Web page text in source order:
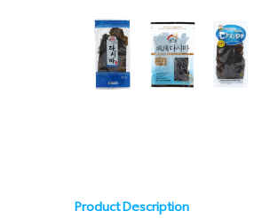
Product Description